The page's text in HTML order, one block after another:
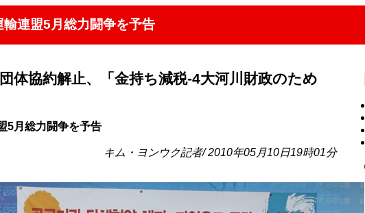
輸連盟5月総力闘争を予告
体協約解止、「金持ち減税-4大河川財政のため
5月総力闘争を予告
キム・ヨンウク記者/ 2010年05月10日19時01分